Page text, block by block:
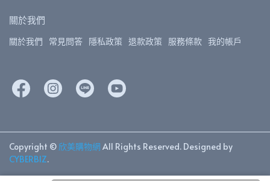
關於我們
關於我們 常見問答 隱私政策 退款政策 服務條款 我的帳戶
Copyright © 欣美購物網 All Rights Reserved. Designed by
CYBERBIZ.